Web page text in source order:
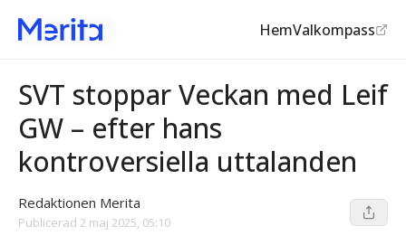
HemValkompass
Public service
SVT stoppar Veckan med Leif
GW – efter hans
kontroversiella uttalanden
Redaktionen Merita
Publicerad 2 maj 2025, 05:10